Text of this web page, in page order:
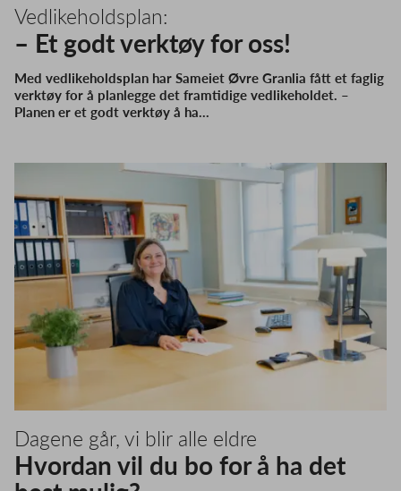
Vedlikeholdsplan:
– Et godt verktøy for oss!
Med vedlikeholdsplan har Sameiet Øvre Granlia fått et faglig
verktøy for å planlegge det framtidige vedlikeholdet. –
Planen er et godt verktøy å ha…
Dagene går, vi blir alle eldre
Hvordan vil du bo for å ha det